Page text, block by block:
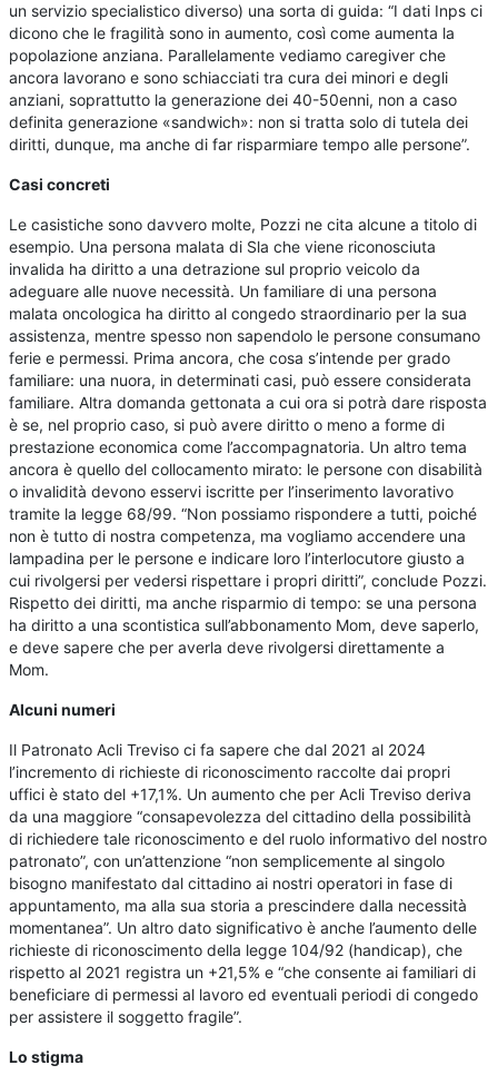
un servizio specialistico diverso) una sorta di guida: “I dati Inps ci
dicono che le fragilità sono in aumento, così come aumenta la
popolazione anziana. Parallelamente vediamo caregiver che
ancora lavorano e sono schiacciati tra cura dei minori e degli
anziani, soprattutto la generazione dei 40-50enni, non a caso
definita generazione «sandwich»: non si tratta solo di tutela dei
diritti, dunque, ma anche di far risparmiare tempo alle persone”.
Casi concreti
Le casistiche sono davvero molte, Pozzi ne cita alcune a titolo di
esempio. Una persona malata di Sla che viene riconosciuta
invalida ha diritto a una detrazione sul proprio veicolo da
adeguare alle nuove necessità. Un familiare di una persona
malata oncologica ha diritto al congedo straordinario per la sua
assistenza, mentre spesso non sapendolo le persone consumano
ferie e permessi. Prima ancora, che cosa s’intende per grado
familiare: una nuora, in determinati casi, può essere considerata
familiare. Altra domanda gettonata a cui ora si potrà dare risposta
è se, nel proprio caso, si può avere diritto o meno a forme di
prestazione economica come l’accompagnatoria. Un altro tema
ancora è quello del collocamento mirato: le persone con disabilità
o invalidità devono esservi iscritte per l’inserimento lavorativo
tramite la legge 68/99. “Non possiamo rispondere a tutti, poiché
non è tutto di nostra competenza, ma vogliamo accendere una
lampadina per le persone e indicare loro l’interlocutore giusto a
cui rivolgersi per vedersi rispettare i propri diritti”, conclude Pozzi.
Rispetto dei diritti, ma anche risparmio di tempo: se una persona
ha diritto a una scontistica sull’abbonamento Mom, deve saperlo,
e deve sapere che per averla deve rivolgersi direttamente a
Mom.
Alcuni numeri
Il Patronato Acli Treviso ci fa sapere che dal 2021 al 2024
l’incremento di richieste di riconoscimento raccolte dai propri
uffici è stato del +17,1%. Un aumento che per Acli Treviso deriva
da una maggiore “consapevolezza del cittadino della possibilità
di richiedere tale riconoscimento e del ruolo informativo del nostro
patronato”, con un’attenzione “non semplicemente al singolo
bisogno manifestato dal cittadino ai nostri operatori in fase di
appuntamento, ma alla sua storia a prescindere dalla necessità
momentanea”. Un altro dato significativo è anche l’aumento delle
richieste di riconoscimento della legge 104/92 (handicap), che
rispetto al 2021 registra un +21,5% e “che consente ai familiari di
beneficiare di permessi al lavoro ed eventuali periodi di congedo
per assistere il soggetto fragile”.
Lo stigma